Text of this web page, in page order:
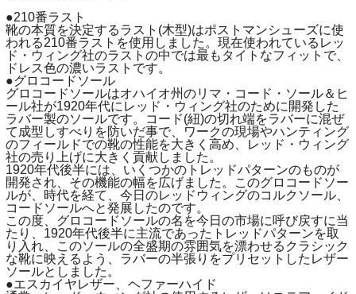
●210番ラスト
靴の本質を決定するラスト(木型)はポストマンシューズに使
われる210番ラストを使用しました。現在使われているレッ
ド・ウィング社のラストの中では最もタイトなフィットで、
ドレス色の濃いラストです。
●グロコードソール
グロコードソールはオハイオ州のリマ・コード・ソール＆ヒ
ール社が1920年代にレッド・ウィング社のために開発した
ラバー製のソールです。コード(紐)の切れ端をラバーに混ぜ
て成型しすべりを防いだ事で、ワークの現場やハンティング
のフィールドでの靴の性能を大きく高め、レッド・ウィング
社の売り上げに大きく貢献しました。
1920年代後半には、いくつかのトレッドパターンのものが
開発され、その機能の幅を広げました。このグロコードソー
ルが、時代を経て、今日のレッドウィングのコルクソール、
コードソールへと発展したのです。
この度、グロコードソールの名を今日の市場に呼び戻すに当
たり、1920年代後半に主流であったトレッドパターンを取
り入れ、このソールの全盛期の雰囲気を漂わせるクラシック
な靴に映えるよう、ラバーの半張りをプリセットしたレザー
ソールとしました。
●エスカイヤレザー、ヘファーハイド